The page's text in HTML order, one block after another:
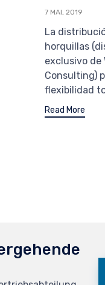
7 MAI, 2019
La
horquillas
exclusivo de
Consulting)
flexibilidad
Read More